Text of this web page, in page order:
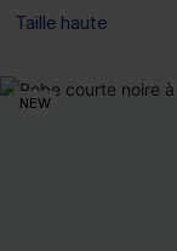
Taille haute
NEW